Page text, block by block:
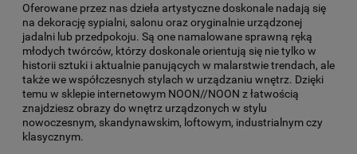
Oferowane przez nas dzieła artystyczne doskonale nadają się
na dekorację sypialni, salonu oraz oryginalnie urządzonej
jadalni lub przedpokoju. Są one namalowane sprawną ręką
młodych twórców, którzy doskonale orientują się nie tylko w
historii sztuki i aktualnie panujących w malarstwie trendach, ale
także we współczesnych stylach w urządzaniu wnętrz. Dzięki
temu w sklepie internetowym NOON//NOON z łatwością
znajdziesz obrazy do wnętrz urządzonych w stylu
nowoczesnym, skandynawskim, loftowym, industrialnym czy
klasycznym.